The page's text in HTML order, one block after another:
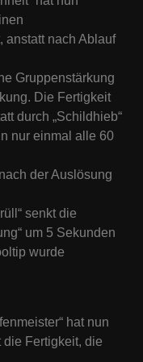
anstatt nach Ablauf
Gruppenstärkung
Die Fertigkeit
durch „Schildhieb“
nur einmal alle 60
der Auslösung
senkt die
um 5 Sekunden
wurde
hat nun
Fertigkeit, die